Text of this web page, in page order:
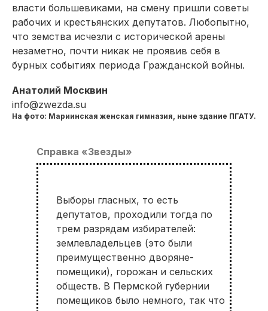
власти большевиками, на смену пришли советы
рабочих и крестьянских депутатов. Любопытно,
что земства исчезли с исторической арены
незаметно, почти никак не проявив себя в
бурных событиях периода Гражданской войны.
Анатолий Москвин
info@zwezda.su
На фото: Мариинская женская гимназия, ныне здание ПГАТУ.
Справка «Звезды»
Выборы гласных, то есть
депутатов, проходили тогда по
трем разрядам избирателей:
землевладельцев (это были
преимущественно дворяне-
помещики), горожан и сельских
обществ. В Пермской губернии
помещиков было немного, так что